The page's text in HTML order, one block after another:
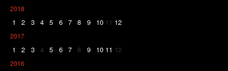
2018
1 2 3 4 5 6 7 8 9 10 11 12
2017
1 2 3 4 5 6 7 8 9 10 11 12
2016